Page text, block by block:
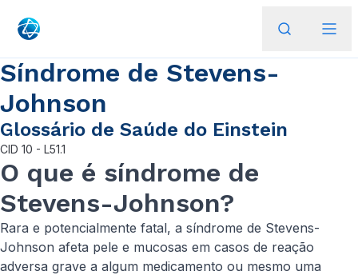
Síndrome de Stevens-
Johnson
Glossário de Saúde do Einstein
CID 10 - L51.1
O que é síndrome de
Stevens-Johnson?
Rara e potencialmente fatal, a síndrome de Stevens-
Johnson afeta pele e mucosas em casos de reação
adversa grave a algum medicamento ou mesmo uma